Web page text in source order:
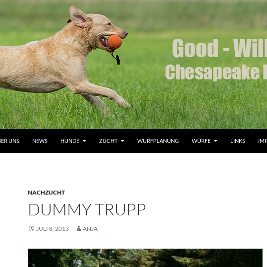
UNS NEWS HUNDE ZUCHT WURFPLANUNG WÜRFE LINKS
NACHZUCHT
DUMMY TRUPP
JULI 8, 2013 ANJA